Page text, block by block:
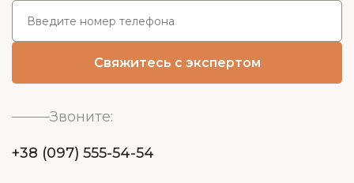
Звоните:
+38 (097) 555-54-54